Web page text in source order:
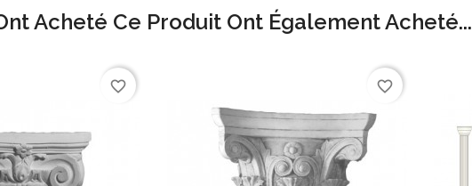
Acheté Ce Produit Ont Également Acheté...
favorite_border favorite_border